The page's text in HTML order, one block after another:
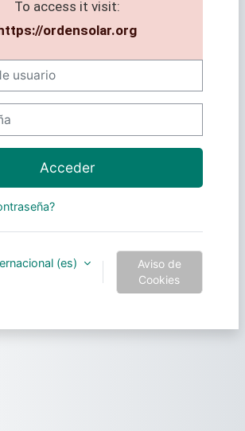
To access it visit:
ordensolar.org
Acceder
‎(es)‎
Aviso de
Cookies